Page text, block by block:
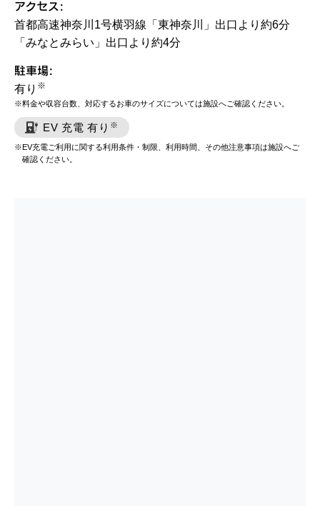
アクセス:
首都高速神奈川1号横羽線「東神奈川」出口より約6分
「みなとみらい」出口より約4分
駐車場:
有り ※
料金や収容台数、対応するお車のサイズについては施設へご確認ください。
EV 充電 有り ※
EV充電ご利用に関する利用条件・制限、利用時間、その他注意事項は施設へご
確認ください。